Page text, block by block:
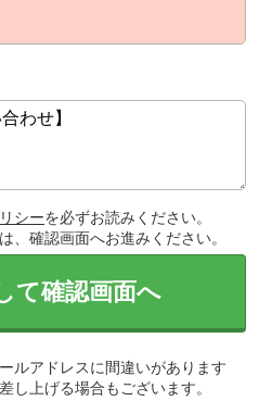
シーを必ずお読みください。
、確認画面へお進みください。
て確認画面へ
ルアドレスに間違いがあります
し上げる場合もございます。